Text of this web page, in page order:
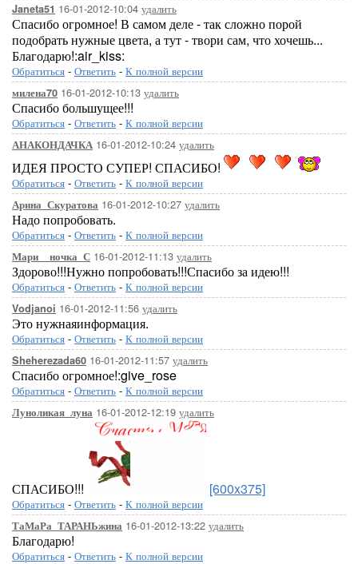
Janeta51 16-01-2012-10:04 удалить
Спасибо огромное! В самом деле - так сложно порой
подобрать нужные цвета, а тут - твори сам, что хочешь...
Благодарю!:air_kiss:
Обратиться - Ответить - К полной версии
милена70 16-01-2012-10:13 удалить
Спасибо большущее!!!
Обратиться - Ответить - К полной версии
АНАКОНДАЧКА 16-01-2012-10:24 удалить
ИДЕЯ ПРОСТО СУПЕР! СПАСИБО!
Обратиться - Ответить - К полной версии
Арина_Скуратова 16-01-2012-10:27 удалить
Надо попробовать.
Обратиться - Ответить - К полной версии
Мари__ночка_С 16-01-2012-11:13 удалить
Здорово!!!Нужно попробовать!!!Спасибо за идею!!!
Обратиться - Ответить - К полной версии
Vodjanoi 16-01-2012-11:56 удалить
Это нужнаяинформация.
Обратиться - Ответить - К полной версии
Sheherezada60 16-01-2012-11:57 удалить
Спасибо огромное!:give_rose
Обратиться - Ответить - К полной версии
Луноликая_луна 16-01-2012-12:19 удалить
СПАСИБО!!! [600x375]
Обратиться - Ответить - К полной версии
ТаМаРа_ТАРАНЬжина 16-01-2012-13:22 удалить
Благодарю!
Обратиться - Ответить - К полной версии